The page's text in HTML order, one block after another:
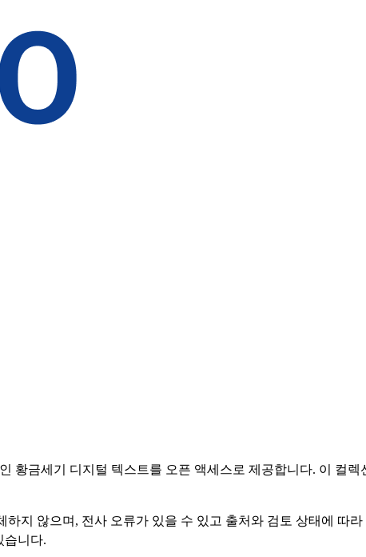
황금세기 디지털 텍스트를 오픈 액세스로 제공합니다. 이 컬
지 않으며, 전사 오류가 있을 수 있고 출처와 검토 상태에 따
습니다.